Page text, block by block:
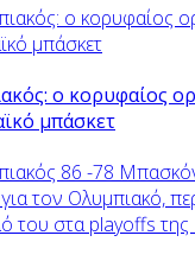
ο κορυφαίος
μπάσκετ